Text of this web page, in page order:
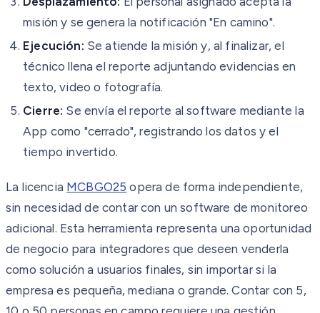
misión y se genera la notificación "En camino".
Ejecución: Se atiende la misión y, al finalizar, el
técnico llena el reporte adjuntando evidencias en
texto, video o fotografía.
Cierre: Se envía el reporte al software mediante la
App como "cerrado", registrando los datos y el
tiempo invertido.
La licencia MCBGO25 opera de forma independiente,
sin necesidad de contar con un software de monitoreo
adicional. Esta herramienta representa una oportunidad
de negocio para integradores que deseen venderla
como solución a usuarios finales, sin importar si la
empresa es pequeña, mediana o grande. Contar con 5,